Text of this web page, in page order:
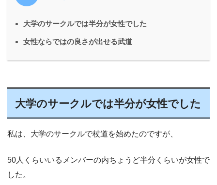
大学のサークルでは半分が女性でした
女性ならではの良さが出せる武道
大学のサークルでは半分が女性でした
私は、大学のサークルで杖道を始めたのですが、
50人くらいいるメンバーの内ちょうど半分くらいが女性で
した。